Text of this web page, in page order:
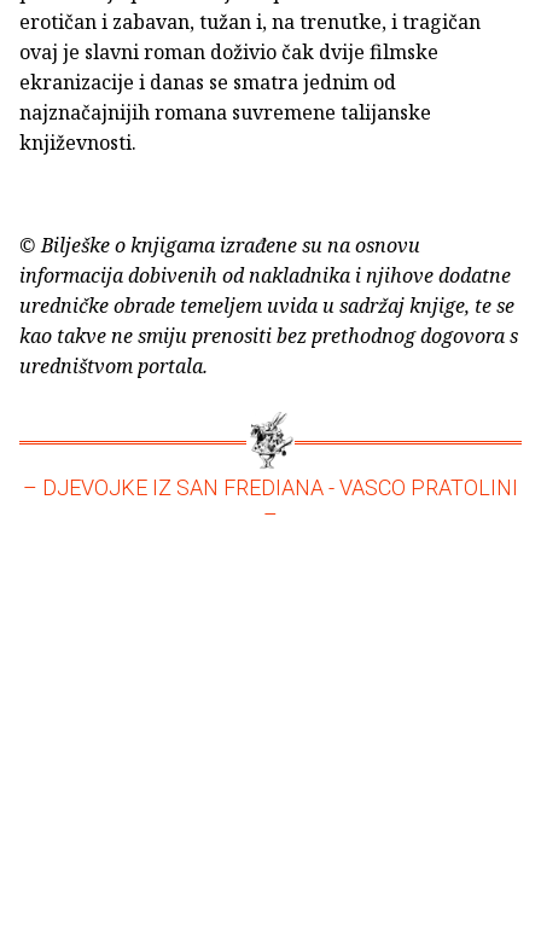
erotičan i zabavan, tužan i, na trenutke, i tragičan
ovaj je slavni roman doživio čak dvije filmske
ekranizacije i danas se smatra jednim od
najznačajnijih romana suvremene talijanske
književnosti.
© Bilješke o knjigama izrađene su na osnovu
informacija dobivenih od nakladnika i njihove dodatne
uredničke obrade temeljem uvida u sadržaj knjige, te se
kao takve ne smiju prenositi bez prethodnog dogovora s
uredništvom portala.
– DJEVOJKE IZ SAN FREDIANA - VASCO PRATOLINI
–